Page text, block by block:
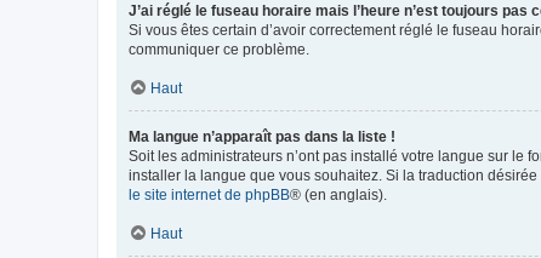
J’ai réglé le fuseau horaire mais l’heure n’est toujours pas
Si vous êtes certain d’avoir correctement réglé le fuseau
communiquer ce problème.
Haut
Ma langue n’apparaît pas dans la liste !
Soit les administrateurs n’ont pas installé votre langue sur le
installer la langue que vous souhaitez. Si la traduction
le site internet de phpBB® (en anglais).
Haut